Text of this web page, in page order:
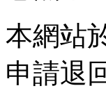
本網站
申請退